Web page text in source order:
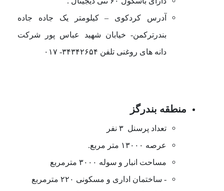
آدرس کردکوی –کیلومتر یک جاده جاده
بندرترکمن- خیابان شهید عباس پور شرکت
دانه های روغنی تلفن ۳۴۳۴۲۶۵۴- ۰۱۷
منطقه بندرگز
تعداد پرسنل ۳ نفر
عرصه ۱۳۰۰۰ متر مربع.
مساحت انبار و سوله ۳۰۰۰ مترمربع
- ساختمان اداری و مسکونی ۲۲۰ مترمربع